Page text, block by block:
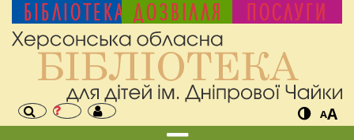
БІБЛІОТЕКА ДОЗВІЛЛЯ ПОСЛУГИ
AA